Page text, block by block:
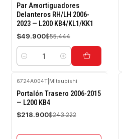
-10%
OFF
Par Amortiguadores
Delanteros RH/LH 2006-
2023 — L200 KB4/KL1/KK1
$49.900$55.444
Cantidad
-10%
OFF
6724A004T| Mitsubishi
Portalón Trasero 2006-2015
— L200 KB4
$218.900$243.222